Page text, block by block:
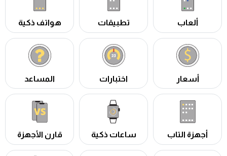
ألعاب تطبيقات هواتف ذكية
أسعار اختبارات المساعد
أجهزة التاب ساعات ذكية قارن الأجهزة